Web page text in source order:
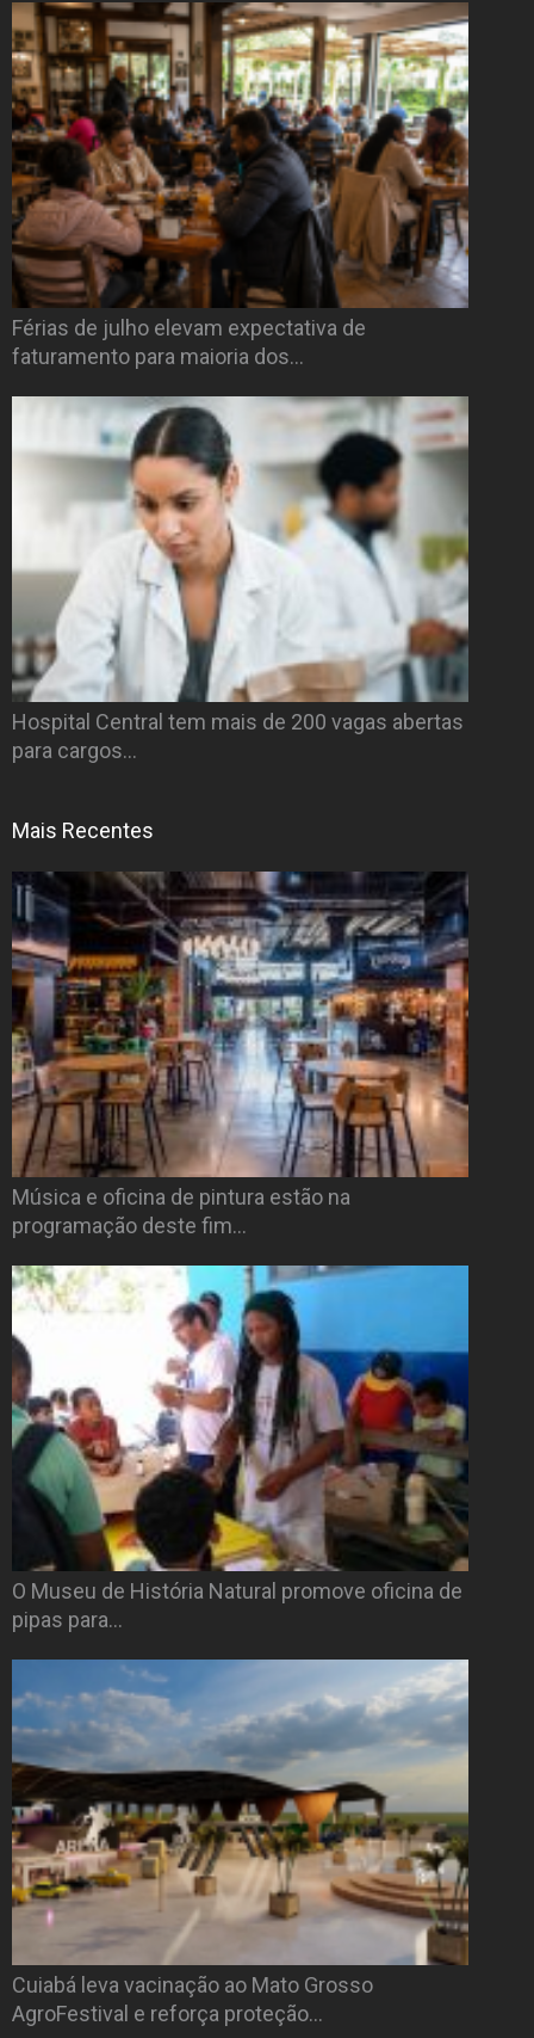
Férias de julho elevam expectativa de
faturamento para maioria dos…
Hospital Central tem mais de 200 vagas abertas
para cargos…
Mais Recentes
Música e oficina de pintura estão na
programação deste fim…
O Museu de História Natural promove oficina de
pipas para…
Cuiabá leva vacinação ao Mato Grosso
AgroFestival e reforça proteção…